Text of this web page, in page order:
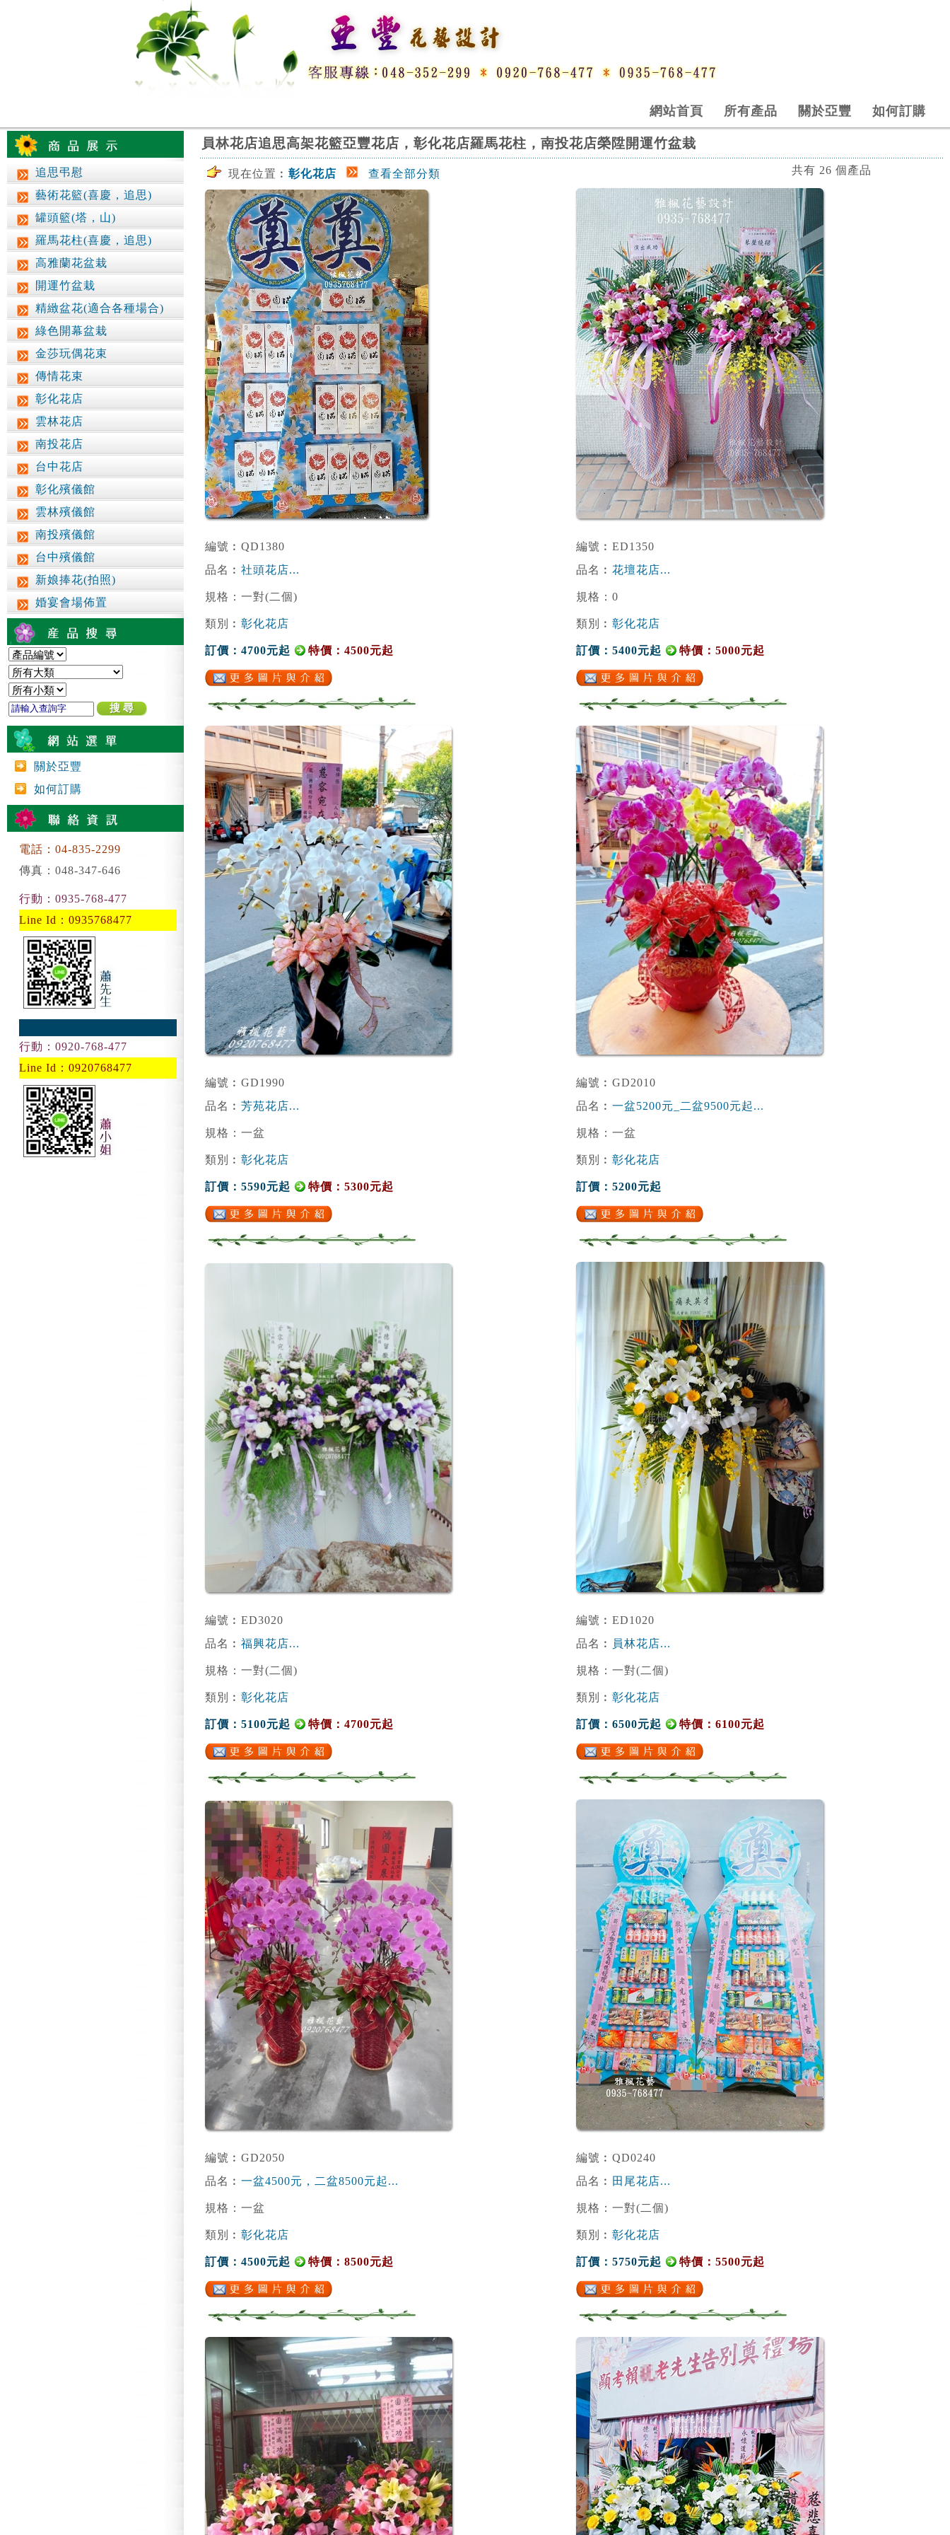
網站首頁 所有產品 關於亞豐 如何訂購
追思弔慰
藝術花籃(喜慶，追思)
罐頭籃(塔，山)
羅馬花柱(喜慶，追思)
高雅蘭花盆栽
開運竹盆栽
精緻盆花(適合各種場合)
綠色開幕盆栽
金莎玩偶花束
傳情花束
彰化花店
雲林花店
南投花店
台中花店
彰化殯儀館
雲林殯儀館
南投殯儀館
台中殯儀館
新娘捧花(拍照)
婚宴會場佈置
關於亞豐
如何訂購
電話：04-835-2299
傳真：048-347-646
行動：0935-768-477
Line Id：0935768477
行動：0920-768-477
Line Id：0920768477
員林花店追思高架花籃亞豐花店，彰化花店羅馬花柱，南投花店榮陞開運竹盆栽
現在位置︰ 彰化花店 查看全部分類 共有 26 個產品
編號︰QD1380
品名︰ 社頭花店...
規格：一對(二個)
類別︰ 彰化花店
訂價：4700元起 特價：4500元起
編號︰ED1350
品名︰ 花壇花店...
規格：0
類別︰ 彰化花店
訂價：5400元起 特價：5000元起
編號︰GD1990
品名︰ 芳苑花店...
規格：一盆
類別︰ 彰化花店
訂價：5590元起 特價：5300元起
編號︰GD2010
品名︰ 一盆5200元_二盆9500元起...
規格：一盆
類別︰ 彰化花店
訂價：5200元起
編號︰ED3020
品名︰ 福興花店...
規格：一對(二個)
類別︰ 彰化花店
訂價：5100元起 特價：4700元起
編號︰ED1020
品名︰
員林花店...
規格：一對(二個)
類別︰ 彰化花店
訂價：6500元起 特價：6100元起
編號︰GD2050
品名︰ 一盆4500元，二盆8500元起...
規格：一盆
類別︰ 彰化花店
訂價：4500元起 特價：8500元起
編號︰QD0240
品名︰ 田尾花店...
規格：一對(二個)
類別︰ 彰化花店
訂價：5750元起 特價：5500元起